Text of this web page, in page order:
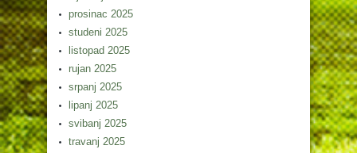
prosinac 2025
studeni 2025
listopad 2025
rujan 2025
srpanj 2025
lipanj 2025
svibanj 2025
travanj 2025